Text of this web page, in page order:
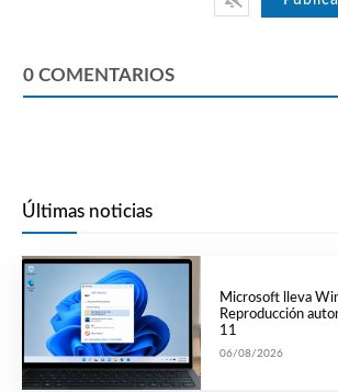
0 COMENTARIOS
Últimas noticias
Microsoft lleva
Reproducción
11
06/08/2026